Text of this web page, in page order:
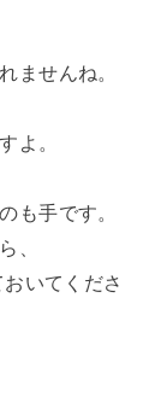
ませんね。
よ。
も手です。
、
いてくださ